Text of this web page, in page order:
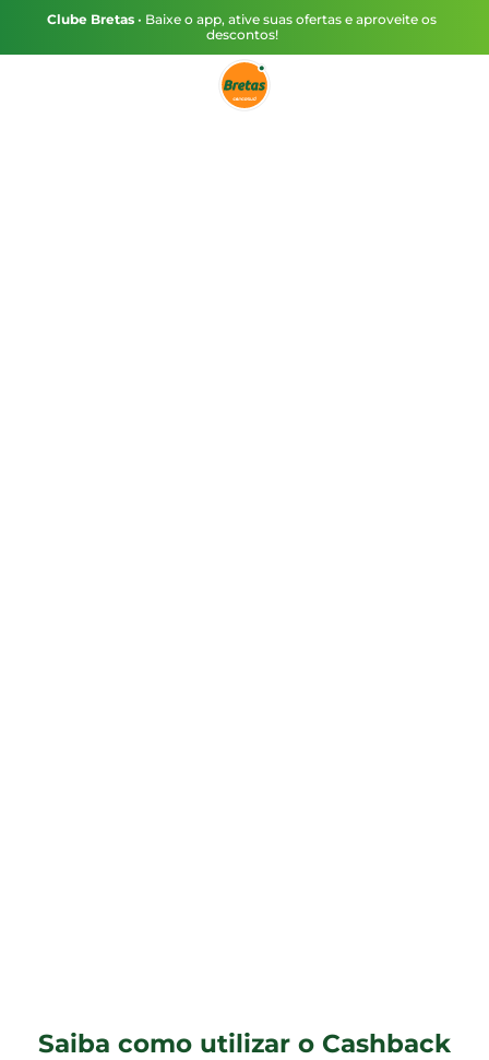
Clube Bretas • Baixe o app, ative suas ofertas e aproveite os
descontos!
Saiba como utilizar o Cashback